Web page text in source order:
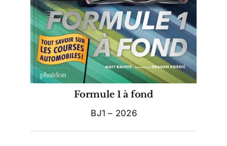
Formule 1 à fond
BJ1 – 2026